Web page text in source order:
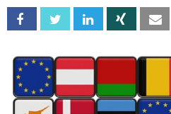
Facebook Twitter Linkedin Xing